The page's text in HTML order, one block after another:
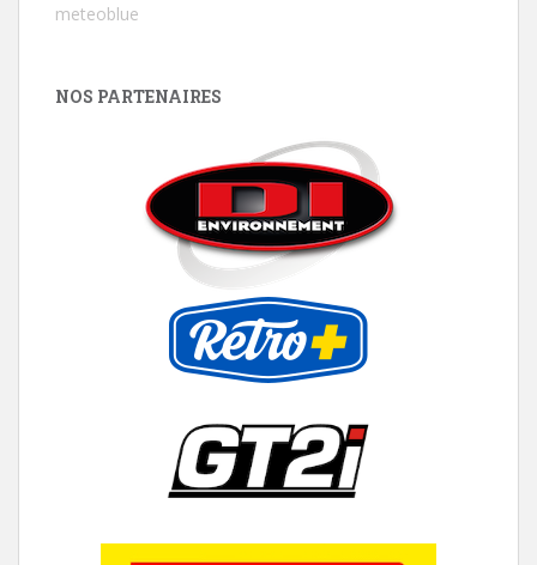
meteoblue
NOS PARTENAIRES